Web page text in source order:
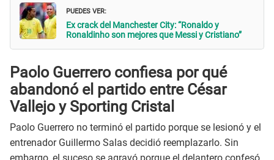
PUEDES VER:
Ex crack del Manchester City: “Ronaldo y
Ronaldinho son mejores que Messi y Cristiano”
Paolo Guerrero confiesa por qué
abandonó el partido entre César
Vallejo y Sporting Cristal
Paolo Guerrero no terminó el partido porque se lesionó y el
entrenador Guillermo Salas decidió reemplazarlo. Sin